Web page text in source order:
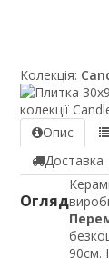
Колекція:
Опис
Доставка
Огляд
90см.